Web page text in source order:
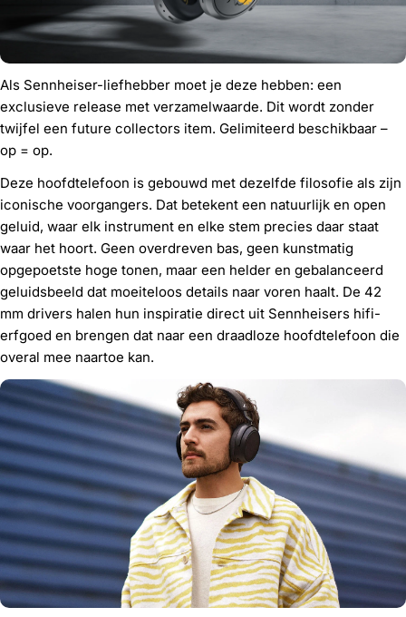
Als Sennheiser-liefhebber moet je deze hebben: een
exclusieve release met verzamelwaarde. Dit wordt zonder
twijfel een future collectors item. Gelimiteerd beschikbaar –
op = op.
Deze hoofdtelefoon is gebouwd met dezelfde filosofie als zijn
iconische voorgangers. Dat betekent een natuurlijk en open
geluid, waar elk instrument en elke stem precies daar staat
waar het hoort. Geen overdreven bas, geen kunstmatig
opgepoetste hoge tonen, maar een helder en gebalanceerd
geluidsbeeld dat moeiteloos details naar voren haalt. De 42
mm drivers halen hun inspiratie direct uit Sennheisers hifi-
erfgoed en brengen dat naar een draadloze hoofdtelefoon die
overal mee naartoe kan.